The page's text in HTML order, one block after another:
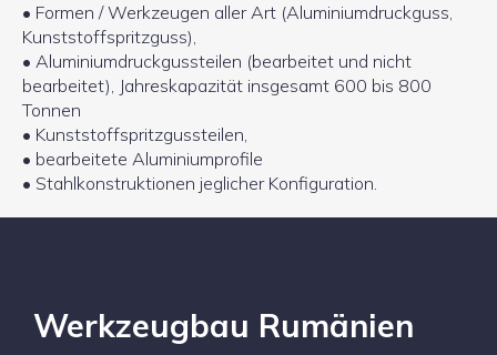
• Formen / Werkzeugen aller Art (Aluminiumdruckguss,
Kunststoffspritzguss),
• Aluminiumdruckgussteilen (bearbeitet und nicht
bearbeitet), Jahreskapazität insgesamt 600 bis 800
Tonnen
• Kunststoffspritzgussteilen,
• bearbeitete Aluminiumprofile
• Stahlkonstruktionen jeglicher Konfiguration.
Werkzeugbau Rumänien